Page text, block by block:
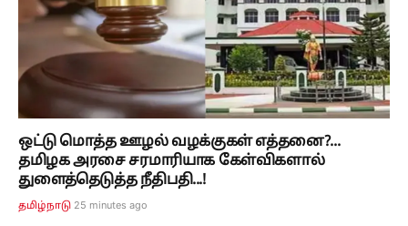
ஒட்டு மொத்த ஊழல் வழக்குகள் எத்தனை?...
தமிழக அரசை சரமாரியாக கேள்விகளால்
துளைத்தெடுத்த நீதிபதி...!
தமிழ்நாடு 25 minutes ago